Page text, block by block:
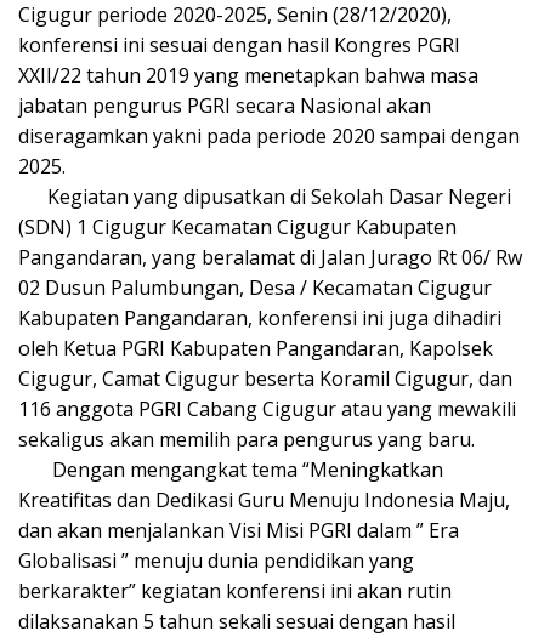
Cigugur periode 2020-2025, Senin (28/12/2020),
konferensi ini sesuai dengan hasil Kongres PGRI
XXII/22 tahun 2019 yang menetapkan bahwa masa
jabatan pengurus PGRI secara Nasional akan
diseragamkan yakni pada periode 2020 sampai dengan
2025.
Kegiatan yang dipusatkan di Sekolah Dasar Negeri
(SDN) 1 Cigugur Kecamatan Cigugur Kabupaten
Pangandaran, yang beralamat di Jalan Jurago Rt 06/ Rw
02 Dusun Palumbungan, Desa / Kecamatan Cigugur
Kabupaten Pangandaran, konferensi ini juga dihadiri
oleh Ketua PGRI Kabupaten Pangandaran, Kapolsek
Cigugur, Camat Cigugur beserta Koramil Cigugur, dan
116 anggota PGRI Cabang Cigugur atau yang mewakili
sekaligus akan memilih para pengurus yang baru.
Dengan mengangkat tema “Meningkatkan
Kreatifitas dan Dedikasi Guru Menuju Indonesia Maju,
dan akan menjalankan Visi Misi PGRI dalam ” Era
Globalisasi ” menuju dunia pendidikan yang
berkarakter” kegiatan konferensi ini akan rutin
dilaksanakan 5 tahun sekali sesuai dengan hasil